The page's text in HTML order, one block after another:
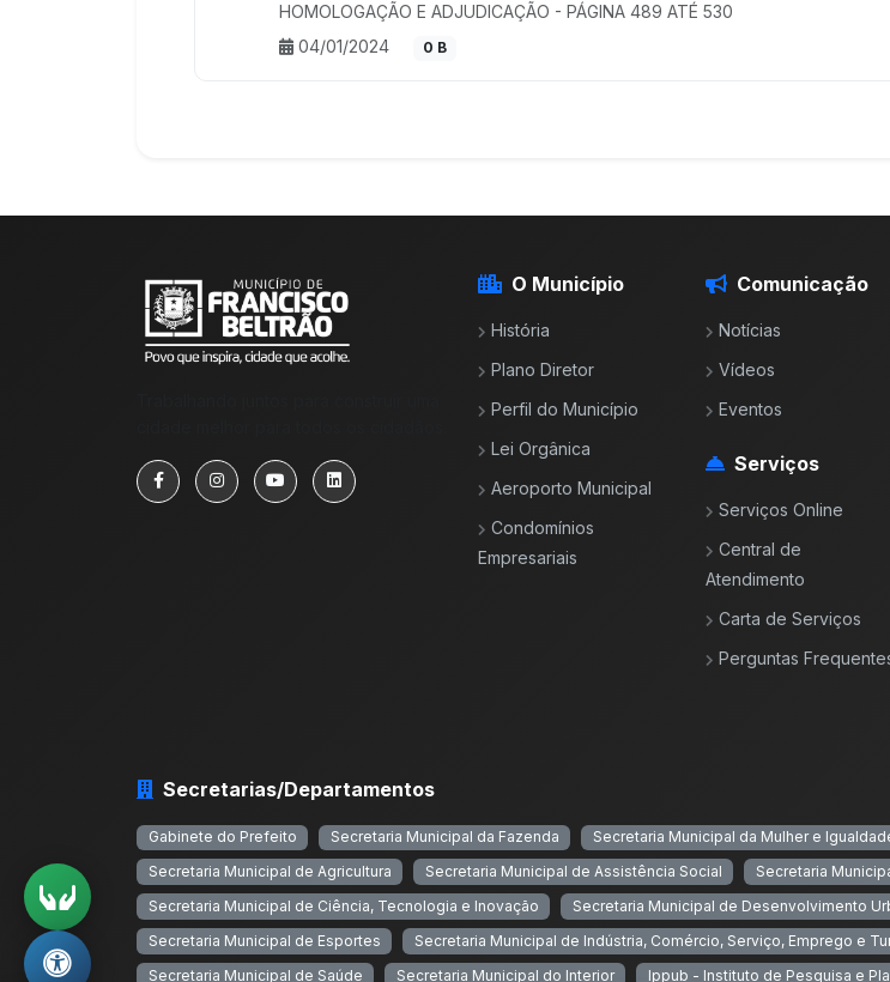
HOMOLOGAÇÃO E ADJUDICAÇÃO - PÁGINA 489 ATÉ 530
04/01/2024
0 B
O Município
História
Plano Diretor
Perfil do Município
Lei Orgânica
Aeroporto Municipal
Condomínios
Empresariais
Comunicação
Notícias
Vídeos
Eventos
Serviços
Serviços Online
Central de
Atendimento
Carta de Serviços
Perguntas
Secretarias/Departamentos
Gabinete do Prefeito Secretaria Municipal da Fazenda Secretaria Municipal da Mulher e
Secretaria Municipal de Agricultura
Secretaria Municipal de Assistência Social
Secretaria
Secretaria Municipal de Ciência, Tecnologia e Inovação
Secretaria Municipal de Desenvolvimento
Secretaria Municipal de Esportes
Secretaria Municipal de Indústria, Comércio, Serviço, Emprego e
Secretaria Municipal de Saúde
Secretaria Municipal do Interior Ippub - Instituto de Pesquisa e